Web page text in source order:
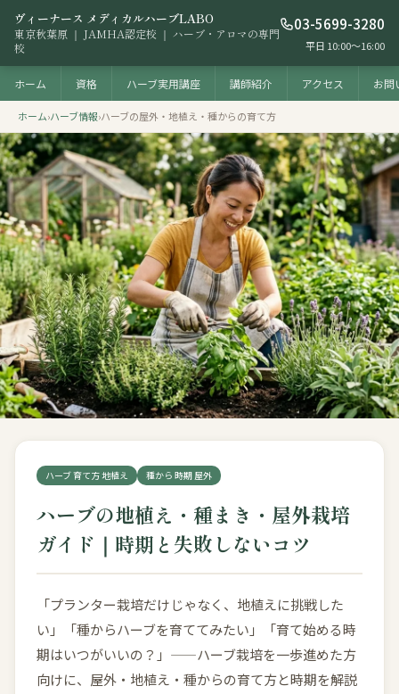
ヴィーナース メディカルハーブLABO
東京秋葉原 ｜ JAMHA認定校 ｜ ハーブ・アロマの専門
校
03-5699-3280
平日 10:00〜16:00
ホーム 資格 ハーブ実用講座 講師紹介 アクセス お問
ホーム›ハーブ情報›ハーブの屋外・地植え・種からの育て方
ハーブ 育て方 地植え 種から 時期 屋外
ハーブの地植え・種まき・屋外栽培
ガイド｜時期と失敗しないコツ
「プランター栽培だけじゃなく、地植えに挑戦した
い」「種からハーブを育ててみたい」「育て始める時
期はいつがいいの？」——ハーブ栽培を一歩進めた方
向けに、屋外・地植え・種からの育て方と時期を解説